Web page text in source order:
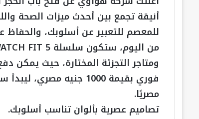
أنيقة تجمع بين أحدث ميزات الصحة
للمعصم للتعبير عن أسلوبك،
مصريًا.
تصاميم عصرية بألوان تناسب أسلوبك.